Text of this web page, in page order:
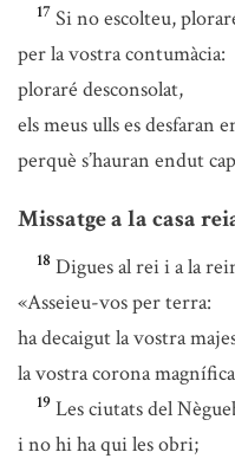
17 Si no escolteu,
per la vostra contumàcia:
ploraré desconsolat,
els meus ulls es desfaran
perquè s’hauran endut
Missatge a la casa
18 Digues al rei i a la
«Asseieu-vos per terra:
ha decaigut la vostra
la vostra corona
19 Les ciutats del
i no hi ha qui les obri;